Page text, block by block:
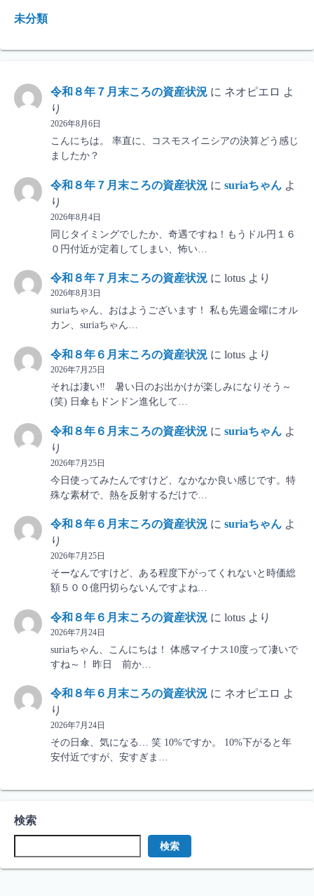
未分類
令和８年７月末ころの資産状況 に ネオピエロ よ
り
2026年8月6日
こんにちは。 率直に、コスモスイニシアの決算どう感じ
ましたか？
令和８年７月末ころの資産状況 に suriaちゃん よ
り
2026年8月4日
同じタイミングでしたか、奇遇ですね！もうドル円１６
０円付近が定着してしまい、怖い…
令和８年７月末ころの資産状況 に lotus より
2026年8月3日
suriaちゃん、おはようございます！ 私も先週金曜にオル
カン、suriaちゃん…
令和８年６月末ころの資産状況 に lotus より
2026年7月25日
それは凄い‼ 暑い日のお出かけが楽しみになりそう～
(笑) 日傘もドンドン進化して…
令和８年６月末ころの資産状況 に suriaちゃん よ
り
2026年7月25日
今日使ってみたんですけど、なかなか良い感じです。特
殊な素材で、熱を反射するだけで…
令和８年６月末ころの資産状況 に suriaちゃん よ
り
2026年7月25日
そーなんですけど、ある程度下がってくれないと時価総
額５００億円切らないんですよね…
令和８年６月末ころの資産状況 に lotus より
2026年7月24日
suriaちゃん、こんにちは！ 体感マイナス10度って凄いで
すね～！ 昨日 前か…
令和８年６月末ころの資産状況 に ネオピエロ よ
り
2026年7月24日
その日傘、気になる… 笑 10%ですか。 10%下がると年
安付近ですが、安すぎま…
検索
検索